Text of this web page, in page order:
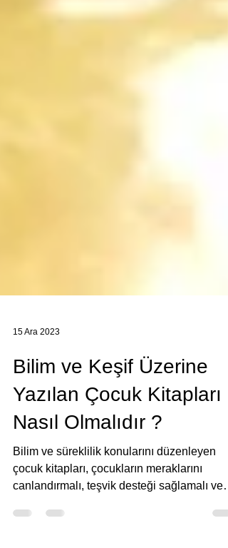
15 Ara 2023
Bilim ve Keşif Üzerine
Yazılan Çocuk Kitapları
Nasıl Olmalıdır ?
Bilim ve süreklilik konularını düzenleyen
canlandırmalı, teşvik desteği sağlamalı ve